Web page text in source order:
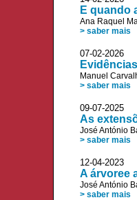
E quando
Ana Raquel
> saber mais
07-02-2026
Manuel
> saber mais
09-07-
As
José António
> saber mais
12-04-
A árvoree
José António
> saber mais